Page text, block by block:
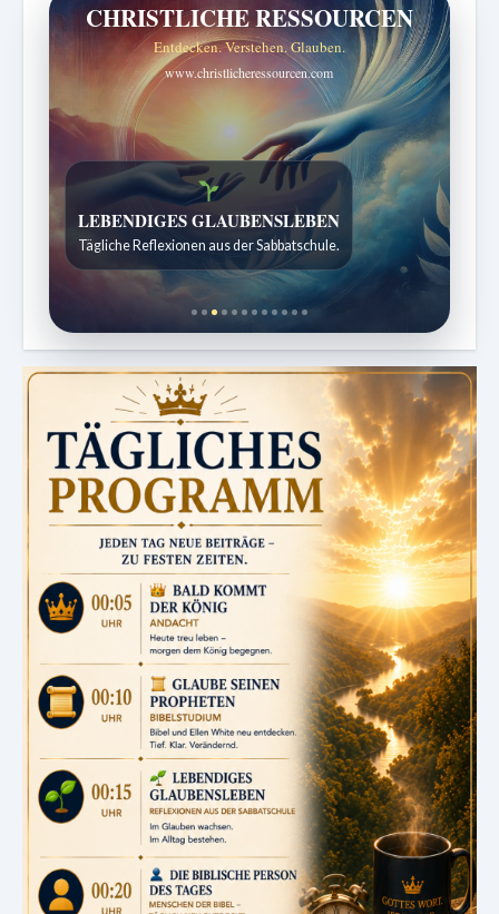
CHRISTLICHE RESSOURCEN
Entdecken. Verstehen. Glauben.
www.christlicheressourcen.com
Bibelgeschichten zum Staunen
Kindergeschichten für 7 bis 12 Jahre.